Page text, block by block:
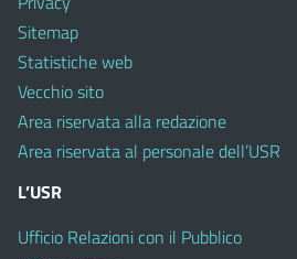
Sitemap
Statistiche web
Vecchio sito
Area riservata alla redazione
Area riservata al personale dell’USR
L’USR
Ufficio Relazioni con il Pubblico